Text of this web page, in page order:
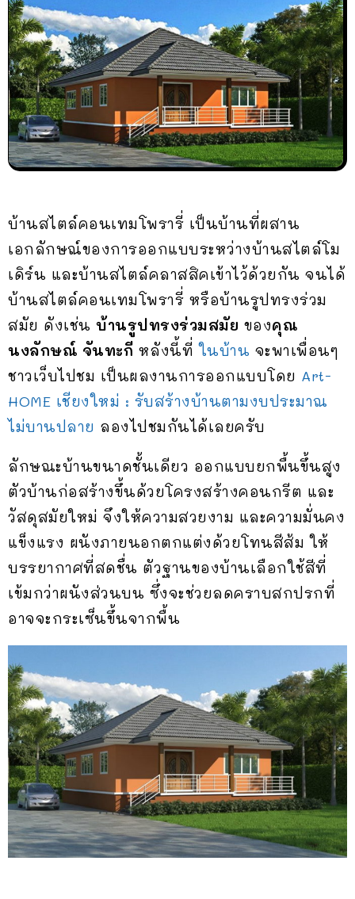
บ้านสไตล์คอนเทมโพรารี่ เป็นบ้านที่ผสาน
เอกลักษณ์ของการออกแบบระหว่างบ้านสไตล์โม
เดิร์น และบ้านสไตล์คลาสสิคเข้าไว้ด้วยกัน จนได้
บ้านสไตล์คอนเทมโพรารี่ หรือบ้านรูปทรงร่วม
สมัย ดังเช่น บ้านรูปทรงร่วมสมัย ของคุณ
นงลักษณ์ จันทะกี หลังนี้ที่ในบ้าน จะพาเพื่อนๆ
ชาวเว็บไปชม เป็นผลงานการออกแบบโดย Art-
HOME เชียงใหม่ : รับสร้างบ้านตามงบประมาณ
ไม่บานปลาย ลองไปชมกันได้เลยครับ
ลักษณะบ้านขนาดชั้นเดียว ออกแบบยกพื้นขึ้นสูง
ตัวบ้านก่อสร้างขึ้นด้วยโครงสร้างคอนกรีต และ
วัสดุสมัยใหม่ จึงให้ความสวยงาม และความมั่นคง
แข็งแรง ผนังภายนอกตกแต่งด้วยโทนสีส้ม ให้
บรรยากาศที่สดชื่น ตัวฐานของบ้านเลือกใช้สีที่
เข้มกว่าผนังส่วนบน ซึ่งจะช่วยลดคราบสกปรกที่
อาจจะกระเซ็นขึ้นจากพื้น